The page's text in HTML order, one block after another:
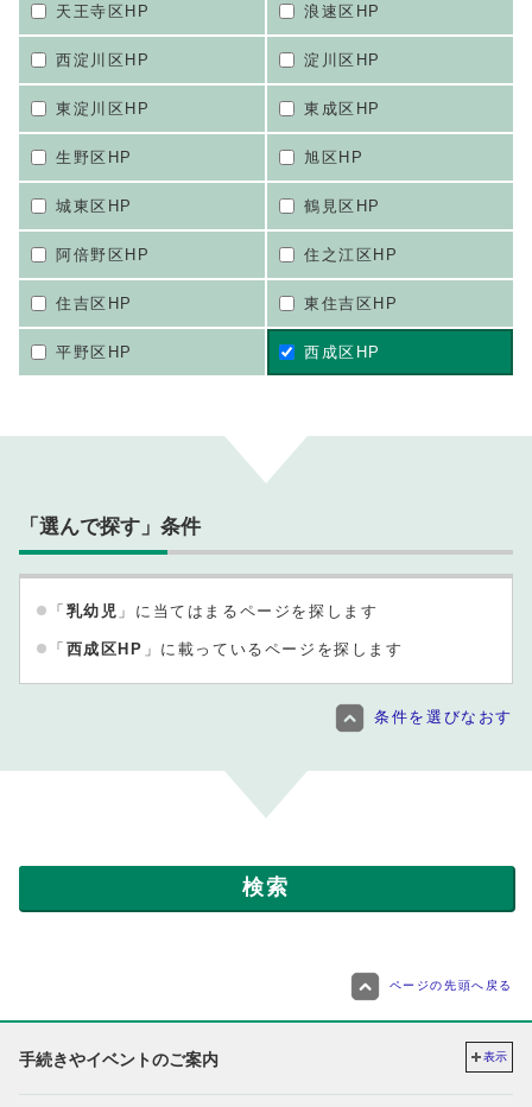
天王寺区HP 浪速区HP
西淀川区HP 淀川区HP
東淀川区HP 東成区HP
生野区HP 旭区HP
城東区HP 鶴見区HP
阿倍野区HP 住之江区HP
住吉区HP 東住吉区HP
平野区HP 西成区HP
「選んで探す」条件
「 乳幼児 」に当てはまるページを探します
「 西成区HP 」に載っているページを探します
条件を選びなおす
ページの先頭へ戻る
手続きやイベントのご案内 表示